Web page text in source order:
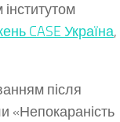
CASE Україна,
після
«Непокараність